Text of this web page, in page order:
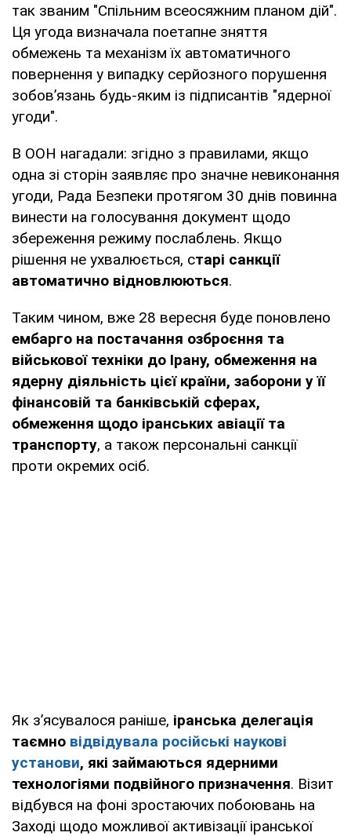
так званим "Спільним всеосяжним планом дій".
Ця угода визначала поетапне зняття
обмежень та механізм їх автоматичного
повернення у випадку серйозного порушення
зобов’язань будь-яким із підписантів "ядерної
угоди".
В ООН нагадали: згідно з правилами, якщо
одна зі сторін заявляє про значне невиконання
угоди, Рада Безпеки протягом 30 днів повинна
винести на голосування документ щодо
збереження режиму послаблень. Якщо
рішення не ухвалюється, старі санкції
автоматично відновлюються.
Таким чином, вже 28 вересня буде поновлено
ембарго на постачання озброєння та
військової техніки до Ірану, обмеження на
ядерну діяльність цієї країни, заборони у її
фінансовій та банківській сферах,
обмеження щодо іранських авіації та
транспорту, а також персональні санкції
проти окремих осіб.
Як з’ясувалося раніше, іранська делегація
таємно відвідувала російські наукові
установи, які займаються ядерними
технологіями подвійного призначення. Візит
відбувся на фоні зростаючих побоювань на
Заході щодо можливої активізації іранської